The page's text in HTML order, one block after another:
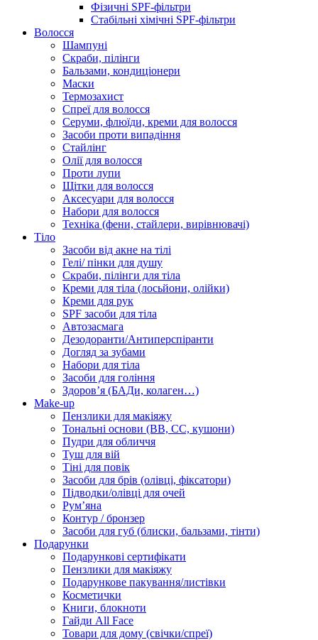
Фізичні SPF-фільтри
Стабільні хімічні SPF-фільтри
Волосся
Шампуні
Скраби, пілінги
Бальзами, кондиціонери
Маски
Термозахист
Спреї для волосся
Серуми, флюїди, креми для волосся
Засоби проти випадіння
Стайлінг
Олії для волосся
Проти лупи
Щітки для волосся
Аксесуари для волосся
Набори для волосся
Техніка (фени, стайлери, вирівнювачі)
Тіло
Засоби від акне на тілі
Гелі/ пінки для душу
Скраби, пілінги для тіла
Креми для тіла (лосьйони, олійки)
Креми для рук
SPF засоби для тіла
Автозасмага
Дезодоранти/Антиперспіранти
Догляд за зубами
Набори для тіла
Засоби для гоління
Здоровʼя (БАДи, колаген…)
Make-up
Пензлики для макіяжу
Тональні основи (BB, CC, кушони)
Пудри для обличчя
Туш для вій
Тіні для повік
Засоби для брів (олівці, фіксатори)
Підводки/олівці для очей
Румʼяна
Контур / бронзер
Засоби для губ (блиски, бальзами, тінти)
Подарунки
Подарункові сертифікати
Пензлики для макіяжу
Подарункове пакування/листівки
Косметички
Книги, блокноти
Гайди All Face
Товари для дому (свічки/спреї)